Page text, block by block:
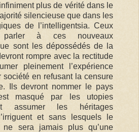
plus de vérité dans le
silencieuse que dans les
de l’intelligentsia. Ceux
à ces nouveaux
sont les dépossédés de la
rompre avec la rectitude
pleinement l’expérience
société en refusant la censure
Ils devront nommer le pays
masqué par les utopies
assumer les héritages
et sans lesquels le
ne sera jamais plus qu’une